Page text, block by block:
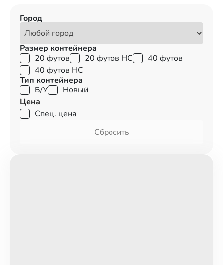
Город
Размер контейнера
20 футов
20 футов HC
40 футов
40 футов HC
Тип контейнера
Б/У
Новый
Цена
Спец. цена
Сбросить